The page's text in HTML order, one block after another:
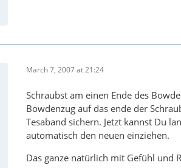
March 7, 2007 at 21:24
Schraubst am einen Ende des
Bowdenzug auf das ende der
Tesaband sichern. Jetzt kannst Du
automatisch den neuen einziehen.
Das ganze natürlich mit Gefühl und